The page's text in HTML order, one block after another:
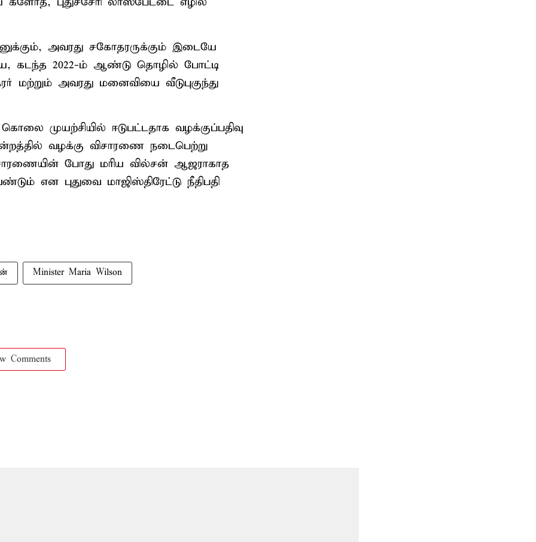
அவரது சகோதரருக்கும் இடையே
கடந்த 2022-ம் ஆண்டு தொழில் போட்டி
மற்றும் அவரது மனைவியை வீடுபுகுந்து
முயற்சியில் ஈடுபட்டதாக வழக்குப்பதிவு
வழக்கு விசாரணை நடைபெற்று
போது மரிய வில்சன் ஆஜராகாத
என புதுவை மாஜிஸ்திரேட்டு நீதிபதி
Minister Maria Wilson
Comments